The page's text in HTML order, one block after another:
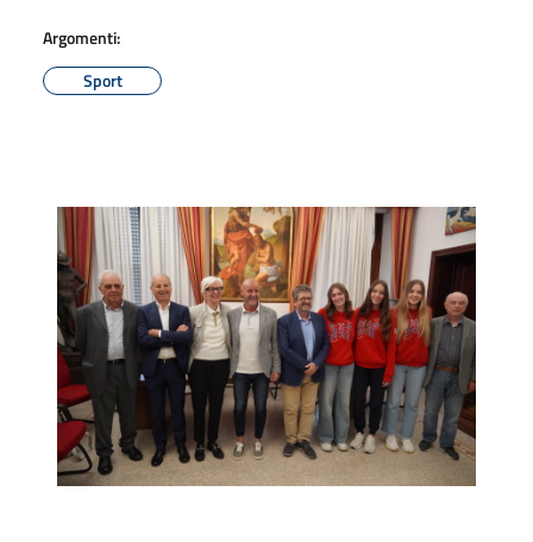
Argomenti:
Sport